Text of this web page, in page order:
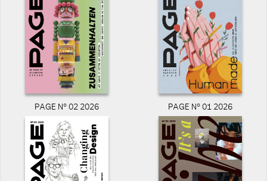
PAGE N° 02 2026 PAGE N° 01 2026